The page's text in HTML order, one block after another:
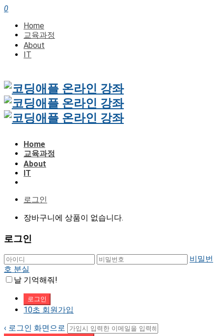
0
Home
교육과정
About
IT
Home
교육과정
About
IT
로그인
장바구니에 상품이 없습니다.
로그인
비밀번
호 분실
날 기억해줘!
10초 회원가입
‹ 로그인 화면으로